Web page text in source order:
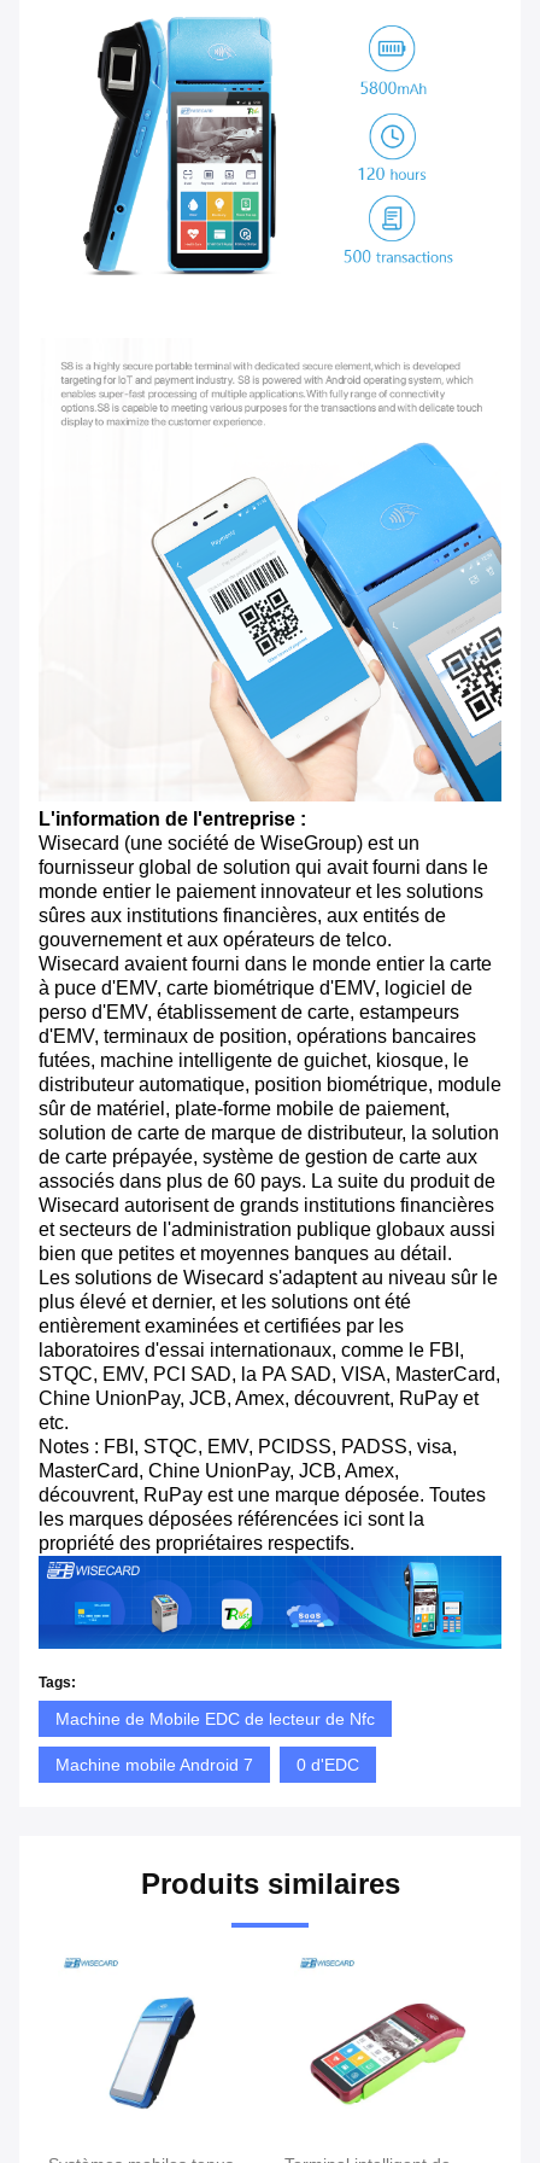
L'information de l'entreprise :
Wisecard (une société de WiseGroup) est un
fournisseur global de solution qui avait fourni dans le
monde entier le paiement innovateur et les solutions
sûres aux institutions financières, aux entités de
gouvernement et aux opérateurs de telco.
Wisecard avaient fourni dans le monde entier la carte
à puce d'EMV, carte biométrique d'EMV, logiciel de
perso d'EMV, établissement de carte, estampeurs
d'EMV, terminaux de position, opérations bancaires
futées, machine intelligente de guichet, kiosque, le
distributeur automatique, position biométrique, module
sûr de matériel, plate-forme mobile de paiement,
solution de carte de marque de distributeur, la solution
de carte prépayée, système de gestion de carte aux
associés dans plus de 60 pays. La suite du produit de
Wisecard autorisent de grands institutions financières
et secteurs de l'administration publique globaux aussi
bien que petites et moyennes banques au détail.
Les solutions de Wisecard s'adaptent au niveau sûr le
plus élevé et dernier, et les solutions ont été
entièrement examinées et certifiées par les
laboratoires d'essai internationaux, comme le FBI,
STQC, EMV, PCI SAD, la PA SAD, VISA, MasterCard,
Chine UnionPay, JCB, Amex, découvrent, RuPay et
etc.
Notes : FBI, STQC, EMV, PCIDSS, PADSS, visa,
MasterCard, Chine UnionPay, JCB, Amex,
découvrent, RuPay est une marque déposée. Toutes
les marques déposées référencées ici sont la
propriété des propriétaires respectifs.
Tags:
Machine de Mobile EDC de lecteur de Nfc
Machine mobile Android 7 0 d'EDC
Produits similaires